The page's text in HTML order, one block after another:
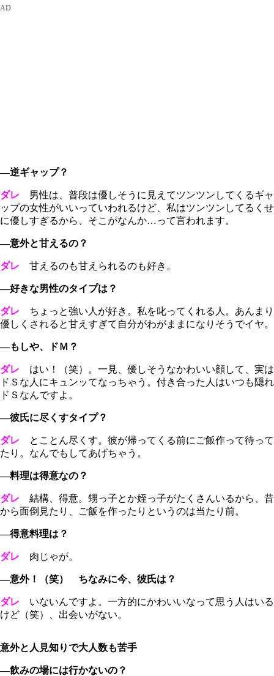
―逆ギャップ？
ダレ 男性は、普段は優しそうに見えてツンツンしてくるギャ
ップの女性がいいっていわれるけど、私はツンツンしてるくせ
に優しすぎるから、そこがなんか…って言われます。
―意外と甘えるの？
ダレ 甘えるのも甘えられるのも好き。
―好きな男性のタイプは？
ダレ ちょっと強い人が好き。私を叱ってくれる人。あんまり
優しくされると甘えすぎて自分がわがままになりそうでイヤ。
―もしや、ドＭ？
ダレ はい！（笑）。一見、優しそうなかわいい顔して、実は
ドＳな人にキュンッてなっちゃう。付き合った人はいつも隠れ
ドＳなんですよ。
―彼氏に尽くすタイプ？
ダレ とことん尽くす。彼が帰ってくる前にご飯作って待って
たり。なんでもしてあげちゃう。
―料理は得意なの？
ダレ 結構、得意。甥っ子とか姪っ子がたくさんいるから、昔
から面倒見たり、ご飯を作ったりというのは当たり前。
―得意料理は？
ダレ 肉じゃが。
―意外！（笑） ちなみに今、彼氏は？
ダレ いないんですよ。一方的にかわいいなって思う人はいる
けど（笑）、出会いがない。
意外と人見知りで大人数も苦手
―飲みの場には行かないの？